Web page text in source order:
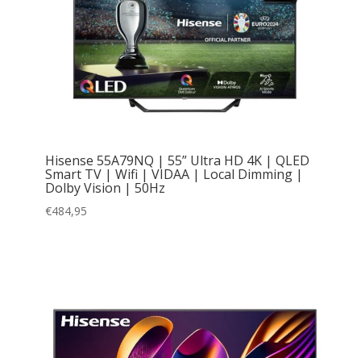
Hisense 55A79NQ | 55” Ultra HD 4K | QLED
Smart TV | Wifi | VIDAA | Local Dimming |
Dolby Vision | 50Hz
€484,95